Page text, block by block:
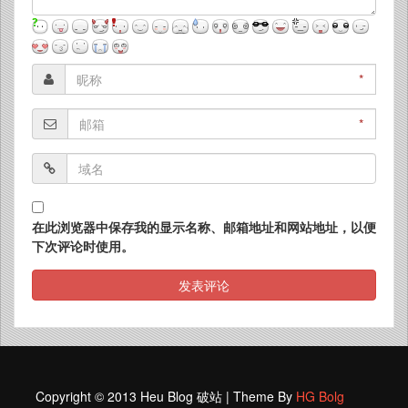
*
*
在此浏览器中保存我的显示名称、邮箱地址和网站地址，以便
下次评论时使用。
Copyright © 2013 Heu Blog 破站 | Theme By HG Bolg